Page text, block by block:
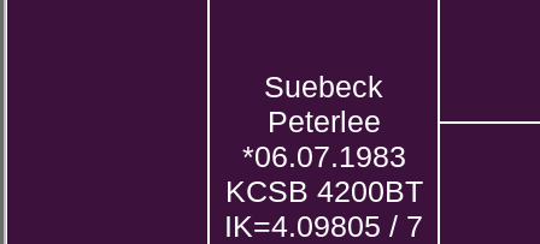
Suebeck
Peterlee
*06.07.1983
KCSB 4200BT
IK=4.09805 / 7